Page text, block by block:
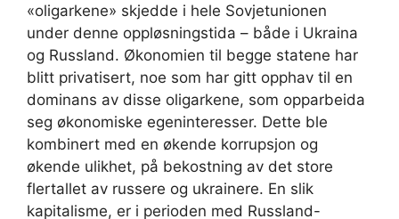
«oligarkene» skjedde i hele Sovjetunionen
under denne oppløsningstida – både i Ukraina
og Russland. Økonomien til begge statene har
blitt privatisert, noe som har gitt opphav til en
dominans av disse oligarkene, som opparbeida
seg økonomiske egeninteresser. Dette ble
kombinert med en økende korrupsjon og
økende ulikhet, på bekostning av det store
flertallet av russere og ukrainere. En slik
kapitalisme, er i perioden med Russland-